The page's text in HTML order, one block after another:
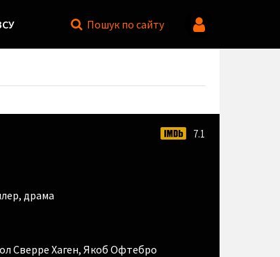
Пошук по сайту
7.1
, драма
Сверре Хаген, Якоб Офтебро